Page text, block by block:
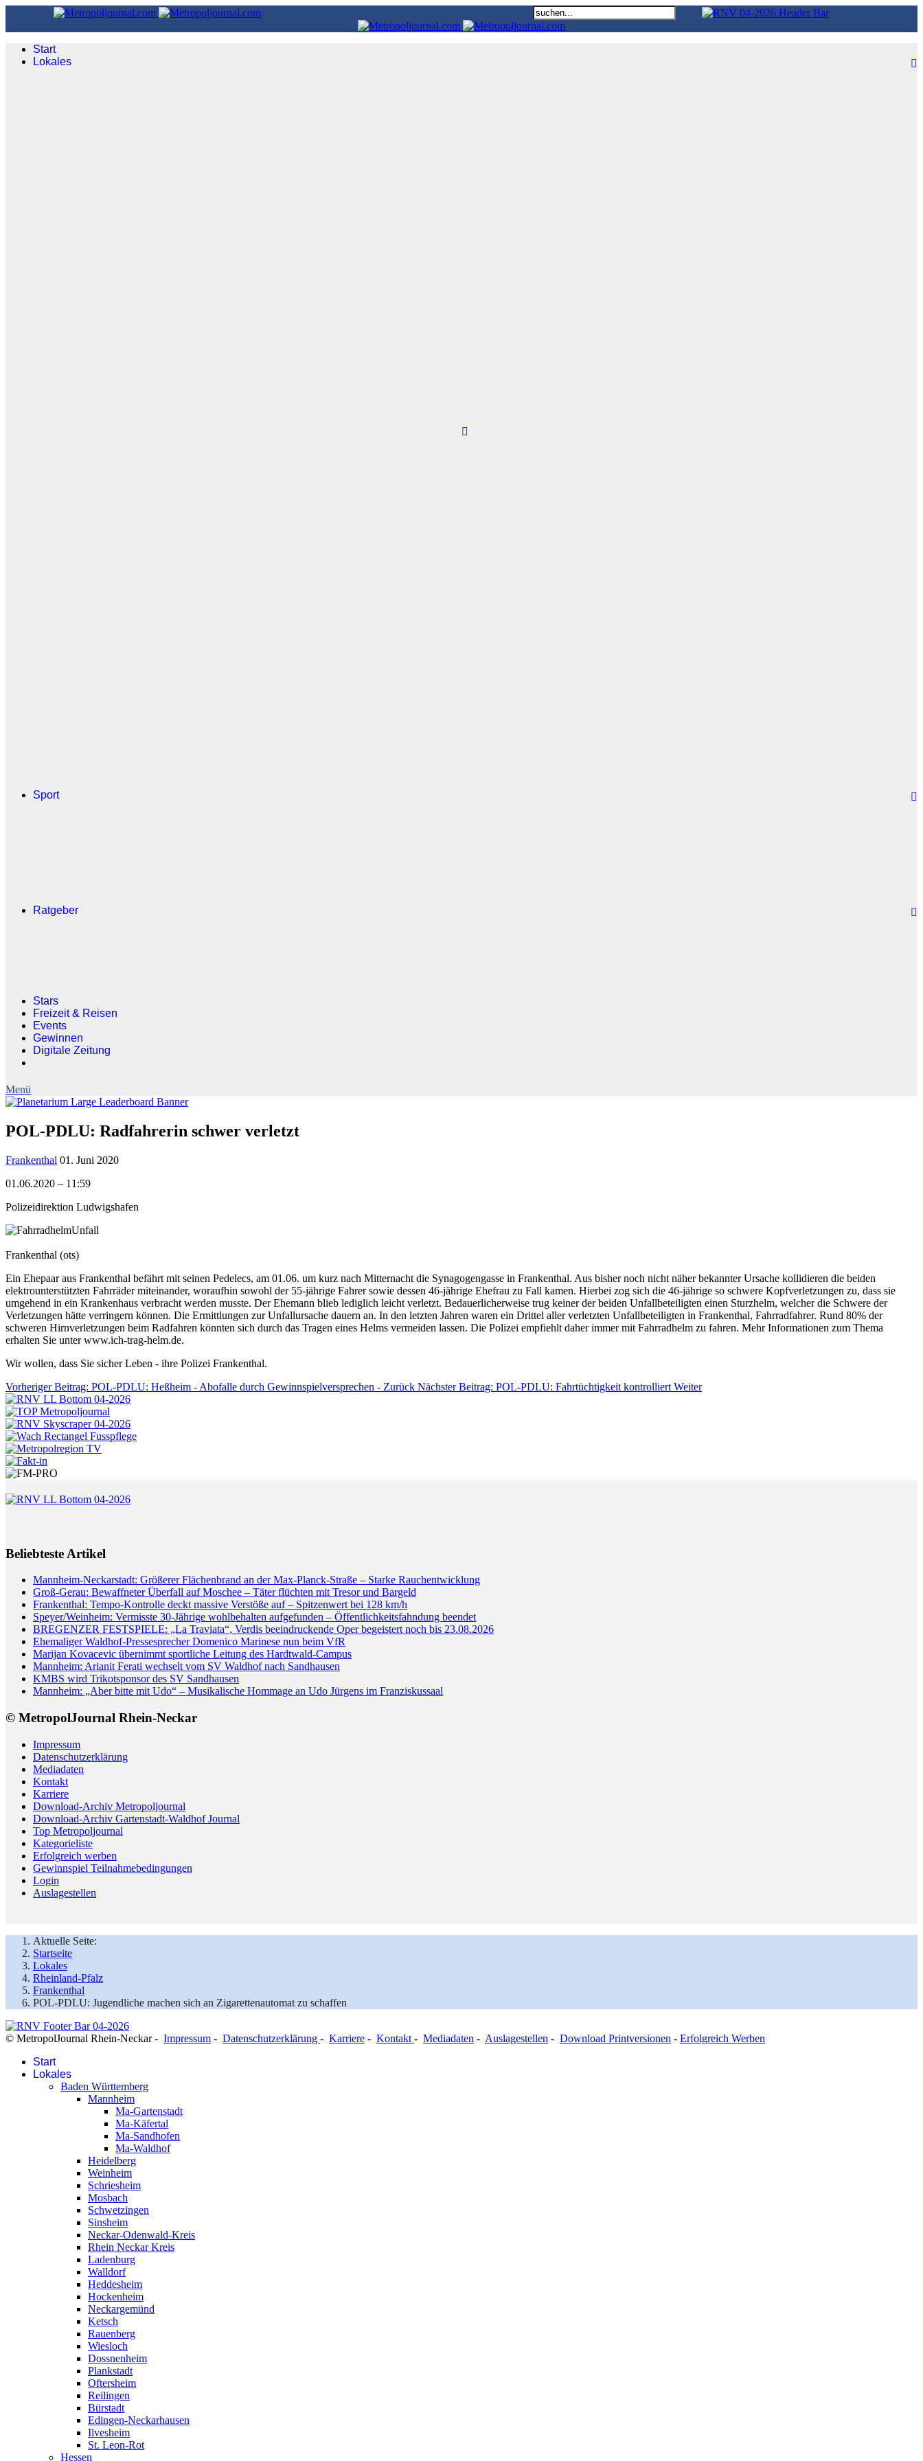
Start
Lokales
Sport
Ratgeber
Stars
Freizeit & Reisen
Events
Gewinnen
Digitale Zeitung
POL-PDLU: Radfahrerin schwer verletzt
Frankenthal 01. Juni 2020
01.06.2020 – 11:59
Polizeidirektion Ludwigshafen
Frankenthal (ots)
Ein Ehepaar aus Frankenthal befährt mit seinen Pedelecs, am 01.06. um kurz nach Mitternacht die Synagogengasse in Frankenthal. Aus bisher noch nicht näher bekannter Ursache kollidieren die beiden
elektrounterstützten Fahrräder miteinander, woraufhin sowohl der 55-jährige Fahrer sowie dessen 46-jährige Ehefrau zu Fall kamen. Hierbei zog sich die 46-jährige so schwere Kopfverletzungen zu, dass sie
umgehend in ein Krankenhaus verbracht werden musste. Der Ehemann blieb lediglich leicht verletzt. Bedauerlicherweise trug keiner der beiden Unfallbeteiligten einen Sturzhelm, welcher die Schwere der
Verletzungen hätte verringern können. Die Ermittlungen zur Unfallursache dauern an. In den letzten Jahren waren ein Drittel aller verletzten Unfallbeteiligten in Frankenthal, Fahrradfahrer. Rund 80% der
schweren Hirnverletzungen beim Radfahren könnten sich durch das Tragen eines Helms vermeiden lassen. Die Polizei empfiehlt daher immer mit Fahrradhelm zu fahren. Mehr Informationen zum Thema
erhalten Sie unter www.ich-trag-helm.de.
Wir wollen, dass Sie sicher Leben - ihre Polizei Frankenthal.
Vorheriger Beitrag: POL-PDLU: Heßheim - Abofalle durch Gewinnspielversprechen - Zurück Nächster Beitrag: POL-PDLU: Fahrtüchtigkeit kontrolliert Weiter
Beliebteste Artikel
Mannheim-Neckarstadt: Größerer Flächenbrand an der Max-Planck-Straße – Starke Rauchentwicklung
Groß-Gerau: Bewaffneter Überfall auf Moschee – Täter flüchten mit Tresor und Bargeld
Frankenthal: Tempo-Kontrolle deckt massive Verstöße auf – Spitzenwert bei 128 km/h
Speyer/Weinheim: Vermisste 30-Jährige wohlbehalten aufgefunden – Öffentlichkeitsfahndung beendet
BREGENZER FESTSPIELE: „La Traviata“, Verdis beeindruckende Oper begeistert noch bis 23.08.2026
Ehemaliger Waldhof-Pressesprecher Domenico Marinese nun beim VfR
Marijan Kovacevic übernimmt sportliche Leitung des Hardtwald-Campus
Mannheim: Arianit Ferati wechselt vom SV Waldhof nach Sandhausen
KMBS wird Trikotsponsor des SV Sandhausen
Mannheim: „Aber bitte mit Udo“ – Musikalische Hommage an Udo Jürgens im Franziskussaal
© MetropolJournal Rhein-Neckar
Impressum
Datenschutzerklärung
Mediadaten
Kontakt
Karriere
Download-Archiv Metropoljournal
Download-Archiv Gartenstadt-Waldhof Journal
Top Metropoljournal
Kategorieliste
Erfolgreich werben
Gewinnspiel Teilnahmebedingungen
Login
Auslagestellen
Aktuelle Seite:
Startseite
Lokales
Rheinland-Pfalz
Frankenthal
POL-PDLU: Jugendliche machen sich an Zigarettenautomat zu schaffen
© MetropolJournal Rhein-Neckar - Impressum - Datenschutzerklärung - Karriere - Kontakt - Mediadaten - Auslagestellen - Download Printversionen - Erfolgreich Werben
Start
Lokales
Baden Württemberg
Mannheim
Ma-Gartenstadt
Ma-Käfertal
Ma-Sandhofen
Ma-Waldhof
Heidelberg
Weinheim
Schriesheim
Mosbach
Schwetzingen
Sinsheim
Neckar-Odenwald-Kreis
Rhein Neckar Kreis
Ladenburg
Walldorf
Heddesheim
Hockenheim
Neckargemünd
Ketsch
Rauenberg
Wiesloch
Dossnenheim
Plankstadt
Oftersheim
Reilingen
Bürstadt
Edingen-Neckarhausen
Ilvesheim
St. Leon-Rot
Hessen